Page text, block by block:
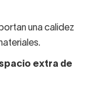
una calidez
extra de